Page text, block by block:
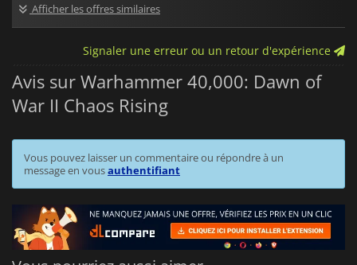
Afficher les offres similaires
Signaler une erreur ou un retour d'expérience
Avis sur Warhammer 40,000: Dawn of
War II Chaos Rising
Vous pouvez laisser un commentaire ou répondre à un
message en vousauthentifiant